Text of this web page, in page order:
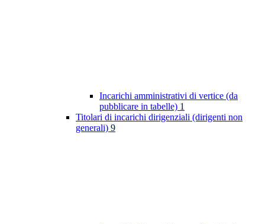
Incarichi amministrativi di vertice (da
pubblicare in tabelle) 1
Titolari di incarichi dirigenziali (dirigenti non
generali) 9